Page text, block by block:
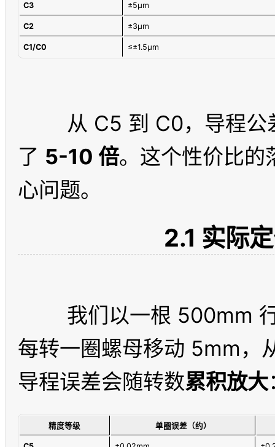
C3 ±5μm
C2 ±3μm
C1/C0 ≤±1.5μm
从 C5 到 C0，导程
了 5-10 倍。这个性价比的
2.1 实际
每转一圈螺母移动 5mm，
导程误差会随转数累积放大
精度等级 单圈误差（约）